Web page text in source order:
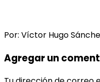
Por: Víctor Hugo
Agregar un